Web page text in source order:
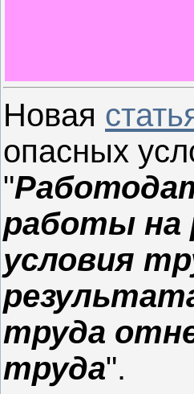
Новая
опасных
"
работы на
условия
труда
труда".